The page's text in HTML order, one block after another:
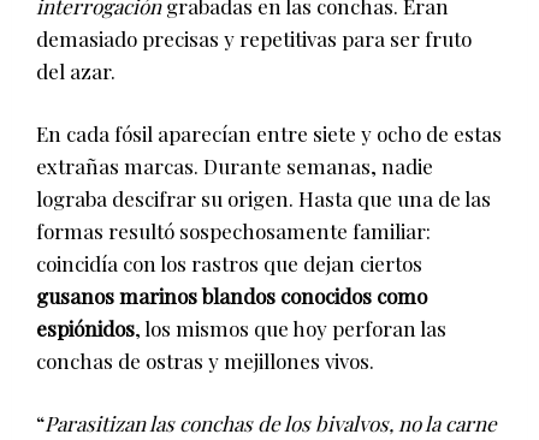
interrogacióngrabadas en las conchas. Eran
demasiado precisas y repetitivas para ser fruto
del azar.
En cada fósil aparecían entre siete y ocho de estas
extrañas marcas. Durante semanas, nadie
lograba descifrar su origen. Hasta que una de las
formas resultó sospechosamente familiar:
coincidía con los rastros que dejan ciertos
gusanos marinos blandos conocidos como
espiónidos, los mismos que hoy perforan las
conchas de ostras y mejillones vivos.
“Parasitizan las conchas de los bivalvos, no la carne